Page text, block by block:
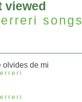
viewed
songs
olvides de mi